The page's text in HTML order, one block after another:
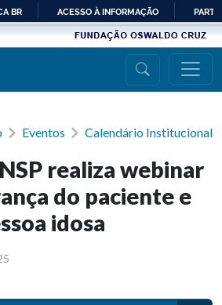
PARA
BR ACESSO À INFORMAÇÃO
Eventos Calendário Institucional
realiza webinar
do paciente e
idosa